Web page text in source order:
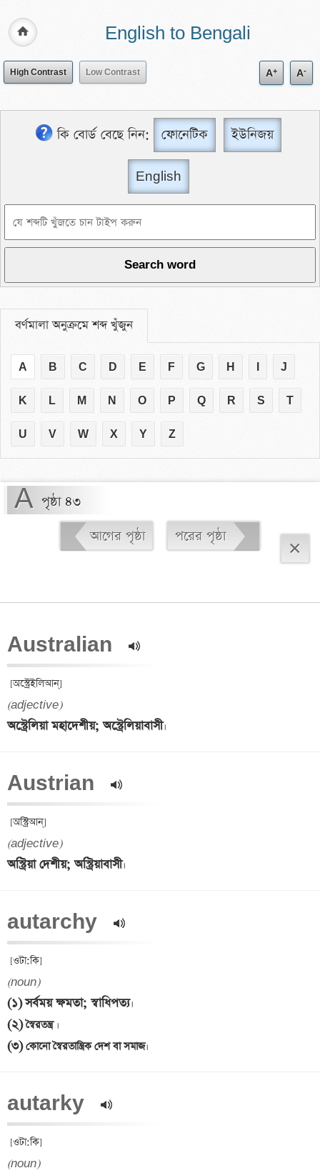
English to Bengali
High Contrast Low Contrast A+ A-
কি বোর্ড বেছে নিন: ফোনেটিক ইউনিজয়
English
বর্ণমালা অনুক্রমে শব্দ খুঁজুন
A B C D E F G H I J
K L M N O P Q R S T
U V W X Y Z
A পৃষ্ঠা ৪৩
আগের পৃষ্ঠা
পরের পৃষ্ঠা
×
Australian
(adjective)
অস্ট্রেলিয়া মহাদেশীয়; অস্ট্রেলিয়াবাসী
Austrian
(adjective)
অস্ট্রিয়া দেশীয়; অস্ট্রিয়াবাসী
autarchy
(noun)
(১)সর্বময় ক্ষমতা; স্বাধিপত্য
(২) স্বৈরতন্ত্র
(৩) কোনো স্বৈরতান্ত্রিক দেশ বা সমাজ
autarky
(noun)